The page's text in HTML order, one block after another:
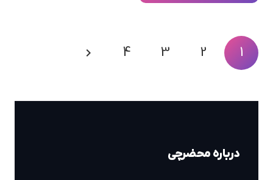
صفحه‌بندی
نوشته‌ها
1
2
3
4
درباره محضرچی